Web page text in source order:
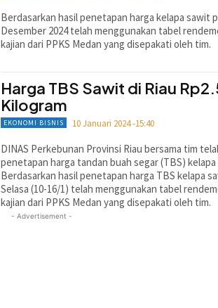
Berdasarkan hasil penetapan harga kelapa sawit
Desember 2024 telah menggunakan tabel
kajian dari PPKS Medan yang disepakati oleh tim.
Harga TBS Sawit di Riau
Kilogram
EKONOMI BISNIS 10 Januari 2024 -15:40
DINAS Perkebunan Provinsi Riau bersama tim
penetapan harga tandan buah segar (TBS)
Berdasarkan hasil penetapan harga TBS kelapa
Selasa (10-16/1) telah menggunakan tabel
kajian dari PPKS Medan yang disepakati oleh tim.
- Advertisement -